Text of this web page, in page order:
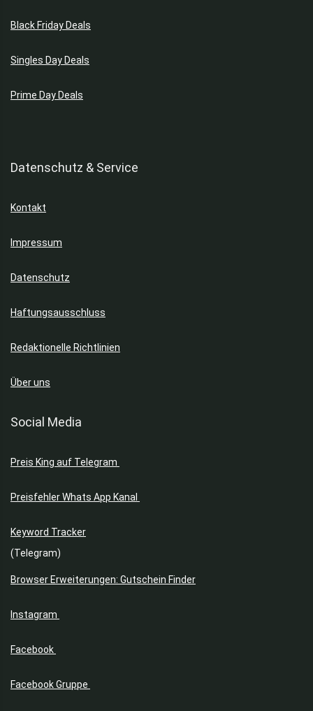
Black Friday Deals
Singles Day Deals
Prime Day Deals
Datenschutz & Service
Kontakt
Impressum
Datenschutz
Haftungsausschluss
Redaktionelle Richtlinien
Über uns
Social Media
Preis King auf Telegram
Preisfehler Whats App Kanal
Keyword Tracker
(Telegram)
Browser Erweiterungen: Gutschein Finder
Instagram
Facebook
Facebook Gruppe